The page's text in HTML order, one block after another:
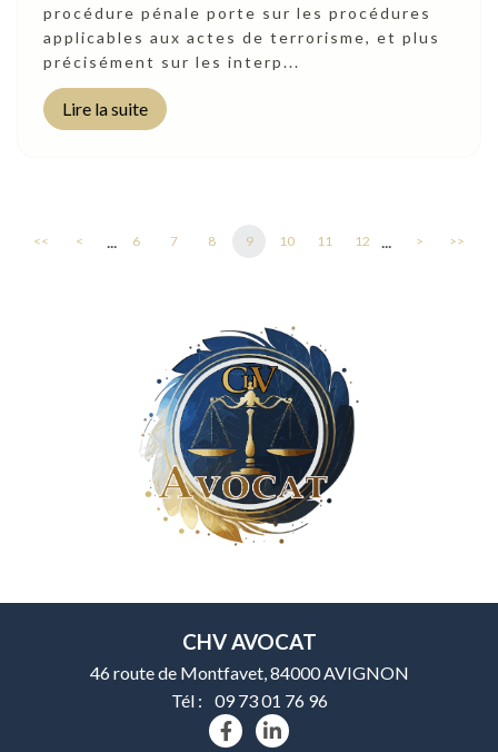
procédure pénale porte sur les procédures
applicables aux actes de terrorisme, et plus
précisément sur les interp...
Lire la suite
<< < ... 6 7 8 9 10 11 12 ... > >>
CHV AVOCAT
46 route de Montfavet, 84000 AVIGNON
Tél :
09 73 01 76 96